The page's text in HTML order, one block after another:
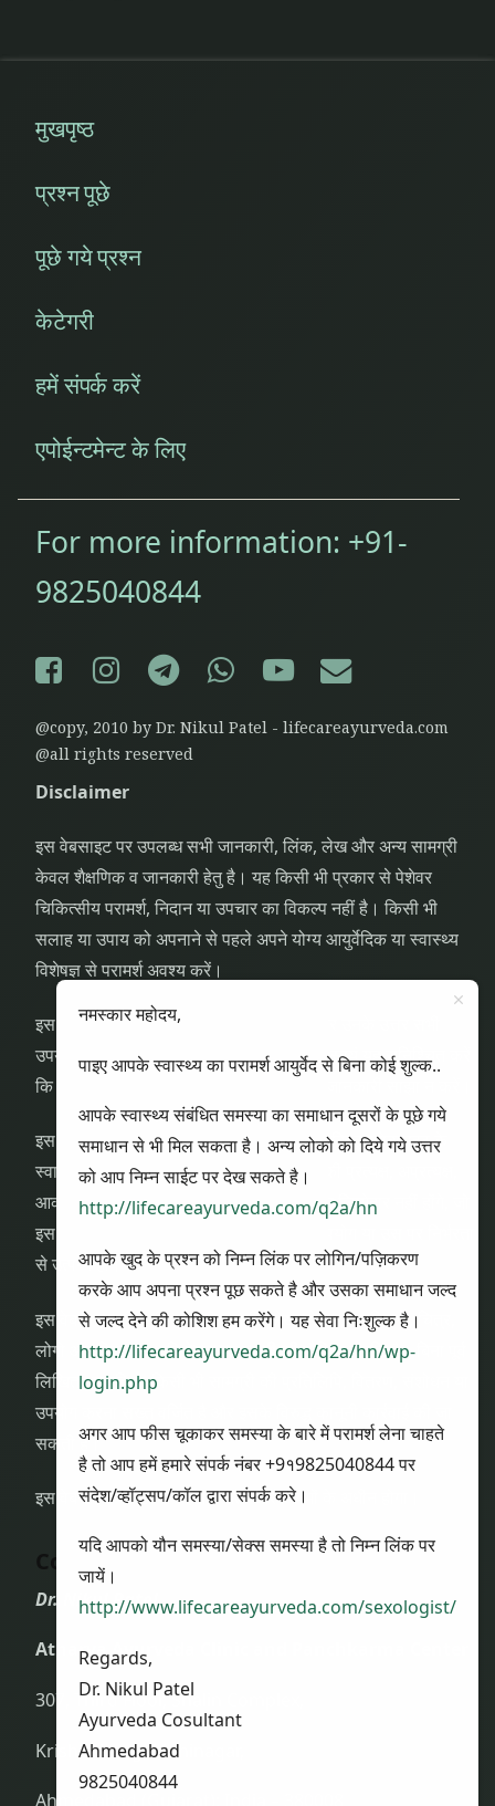
मुखपृष्ठ
प्रश्न पूछे
पूछे गये प्रश्न
केटेगरी
हमें संपर्क करें
एपोईन्टमेन्ट के लिए
For more information: +91-
9825040844
Facebook
Instagram
Telegram
WhatsApp
YouTube
E-mail
@copy, 2010 by Dr. Nikul Patel - lifecareayurveda.com
@all rights reserved
Disclaimer
इस वेबसाइट पर उपलब्ध सभी जानकारी, लिंक, लेख और अन्य सामग्री
केवल शैक्षणिक व जानकारी हेतु है। यह किसी भी प्रकार से पेशेवर
चिकित्सीय परामर्श, निदान या उपचार का विकल्प नहीं है। किसी भी
सलाह या उपाय को अपनाने से पहले अपने योग्य आयुर्वेदिक या स्वास्थ्य
विशेषज्ञ से परामर्श अवश्य करें।
इस वेबसाइट पर पूछे गए स्वास्थ्य संबंधी प्रश्न और उनके उत्तर सभी
उपयोगकर्ताओं को दिखाई देंगे। अतः उपयोगकर्ता स्वयं यह सुनिश्चित करें
कि प्रश्न पूछते समय कोई व्यक्तिगत या गोपनीय जानकारी साझा न करें।
इस वेबसाइट के उपयोगकर्ता यह स्वीकार करते हैं कि इस वेबसाइट के
स्वामी, लेखक या योगदानकर्ता किसी भी प्रकार की प्रत्यक्ष, अप्रत्यक्ष,
आकस्मिक या परिणामी हानि, क्षति या चोट के लिए जिम्मेदार नहीं होंगे, जो
इस वेबसाइट पर दी गई जानकारी के उपयोग, दुरुपयोग या उस पर निर्भरता
से उत्पन्न हो।
इस वेबसाइट की सभी सामग्री जैसे कि लेख, लेखन, ग्राफिक्स, चित्र,
लोगो और डिज़ाइन आदिवेबसाइट स्वामी की बौद्धिक संपत्तिहै। बिना पूर्व
लिखित अनुमति के किसी भी सामग्री की प्रतिलिपि, वितरण, संशोधन या
उपयोग करना सख्त वर्जित है और इसके विरुद्ध कानूनी कार्रवाई की जा
सकती है।
इस वेबसाइट का उपयोग हमारी शर्तों और नियमों के अधीन होगा।
Contact Us
Dr. Nikul Patel
Atharva Ayurveda Clinic and Panchkarma Center
307, Third Floor, Shalin Complex,
Krishnabaug, Maninagar,
Ahmedabad (Gujarat); India – 380008
नमस्कार महोदय,
पाइए आपके स्वास्थ्य का परामर्श आयुर्वेद से बिना कोई शुल्क..
आपके स्वास्थ्य संबंधित समस्या का समाधान दूसरों के पूछे गये
समाधान से भी मिल सकता है। अन्य लोको को दिये गये उत्तर
को आप निम्न साईट पर देख सकते है।
http://lifecareayurveda.com/q2a/hn
आपके खुद के प्रश्न को निम्न लिंक पर लोगिन/पज़िकरण
करके आप अपना प्रश्न पूछ सकते है और उसका समाधान जल्द
से जल्द देने की कोशिश हम करेंगे। यह सेवा निःशुल्क है।
http://lifecareayurveda.com/q2a/hn/wp-
login.php
अगर आप फीस चूकाकर समस्या के बारे में परामर्श लेना चाहते
है तो आप हमें हमारे संपर्क नंबर +9१9825040844 पर
संदेश/व्हॉट्सप/कॉल द्वारा संपर्क करे।
यदि आपको यौन समस्या/सेक्स समस्या है तो निम्न लिंक पर
जायें।
http://www.lifecareayurveda.com/sexologist/
Regards,
Dr. Nikul Patel
Ayurveda Cosultant
Ahmedabad
9825040844